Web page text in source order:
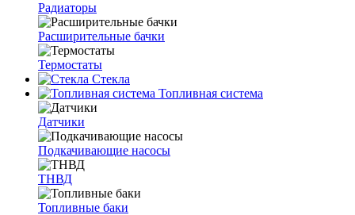
Радиаторы
Расширительные бачки
Термостаты
Стекла
Топливная система
Датчики
Подкачивающие насосы
ТНВД
Топливные баки